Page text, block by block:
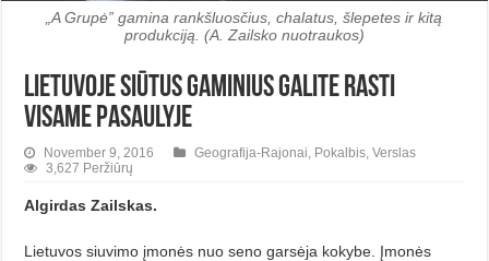
„A Grupė” gamina rankšluosčius, chalatus, šlepetes ir kitą
produkciją. (A. Zailsko nuotraukos)
Lietuvoje siūtus gaminius galite rasti
visame pasaulyje
November 9, 2016 Geografija-Rajonai Pokalbis ,Verslas
3,627 Peržiūrų
Algirdas Zailskas.
Lietuvos siuvimo įmonės nuo seno garsėja kokybe. Įmonės